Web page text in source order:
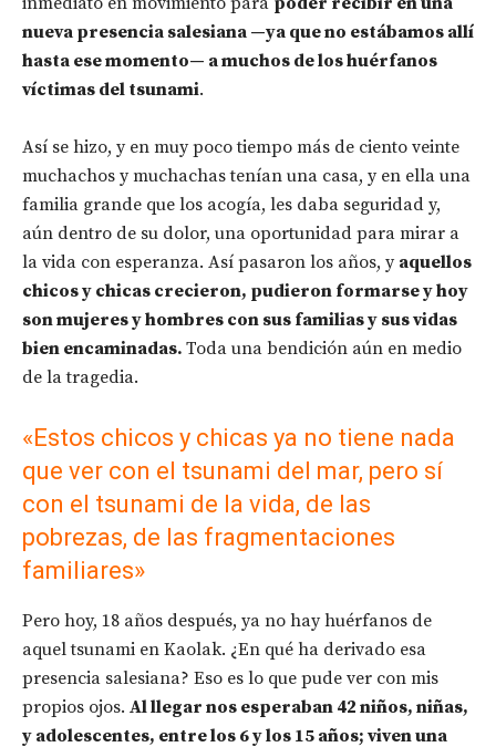
nueva presencia salesiana —ya que no estábamos allí
hasta ese momento— a muchos de los huérfanos
víctimas del tsunami.
Así se hizo, y en muy poco tiempo más de ciento veinte
muchachos y muchachas tenían una casa, y en ella una
familia grande que los acogía, les daba seguridad y,
aún dentro de su dolor, una oportunidad para mirar a
la vida con esperanza. Así pasaron los años, y aquellos
chicos y chicas crecieron, pudieron formarse y hoy
son mujeres y hombres con sus familias y sus vidas
bien encaminadas. Toda una bendición aún en medio
de la tragedia.
«Estos chicos y chicas ya no tiene nada
que ver con el tsunami del mar, pero sí
con el tsunami de la vida, de las
pobrezas, de las fragmentaciones
familiares»
Pero hoy, 18 años después, ya no hay huérfanos de
aquel tsunami en Kaolak. ¿En qué ha derivado esa
presencia salesiana? Eso es lo que pude ver con mis
propios ojos. Al llegar nos esperaban 42 niños, niñas,
y adolescentes, entre los 6 y los 15 años; viven una